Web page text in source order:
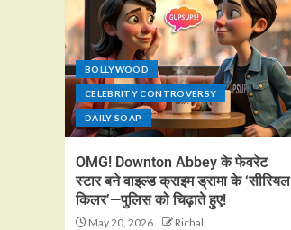
BOLLYWOOD
CELEBRITY CONTROVERSY
DAILY SOAP
OMG! Downton Abbey के फेवरेट
स्टार बने वाइल्ड क्राइम ड्रामा के ‘सीरियल
किलर’—पुलिस को चिढ़ाते हुए!
May 20, 2026 Richal